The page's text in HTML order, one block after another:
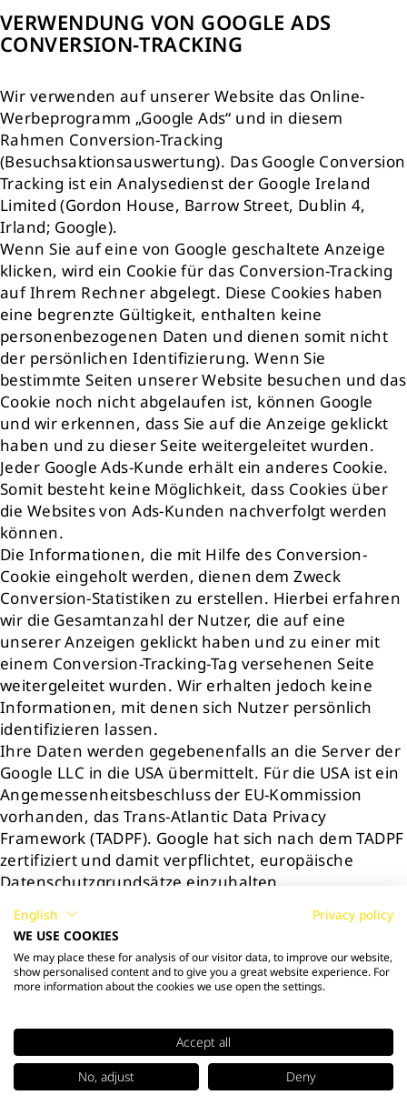
VERWENDUNG VON GOOGLE ADS
CONVERSION-TRACKING
Wir verwenden auf unserer Website das Online-
Werbeprogramm „Google Ads“ und in diesem
Rahmen Conversion-Tracking
(Besuchsaktionsauswertung). Das Google Conversion
Tracking ist ein Analysedienst der Google Ireland
Limited (Gordon House, Barrow Street, Dublin 4,
Irland; Google).
Wenn Sie auf eine von Google geschaltete Anzeige
klicken, wird ein Cookie für das Conversion-Tracking
auf Ihrem Rechner abgelegt. Diese Cookies haben
eine begrenzte Gültigkeit, enthalten keine
personenbezogenen Daten und dienen somit nicht
der persönlichen Identifizierung. Wenn Sie
bestimmte Seiten unserer Website besuchen und das
Cookie noch nicht abgelaufen ist, können Google
und wir erkennen, dass Sie auf die Anzeige geklickt
haben und zu dieser Seite weitergeleitet wurden.
Jeder Google Ads-Kunde erhält ein anderes Cookie.
Somit besteht keine Möglichkeit, dass Cookies über
die Websites von Ads-Kunden nachverfolgt werden
können.
Die Informationen, die mit Hilfe des Conversion-
Cookie eingeholt werden, dienen dem Zweck
Conversion-Statistiken zu erstellen. Hierbei erfahren
wir die Gesamtanzahl der Nutzer, die auf eine
unserer Anzeigen geklickt haben und zu einer mit
einem Conversion-Tracking-Tag versehenen Seite
weitergeleitet wurden. Wir erhalten jedoch keine
Informationen, mit denen sich Nutzer persönlich
identifizieren lassen.
Ihre Daten werden gegebenenfalls an die Server der
Google LLC in die USA übermittelt. Für die USA ist ein
Angemessenheitsbeschluss der EU-Kommission
vorhanden, das Trans-Atlantic Data Privacy
Framework (TADPF). Google hat sich nach dem TADPF
zertifiziert und damit verpflichtet, europäische
Datenschutzgrundsätze einzuhalten.
Technologien erfolgt mit Ihrer Einwilligung auf
Grundlage des § 25 Abs. 1 S. 1 TTDSG i.V.m. Art. 6
Abs. 1 lit. a DSGVO. Die Verarbeitung Ihrer
personenbezogenen Daten erfolgt mit Ihrer
DSGVO. Sie können die Einwilligung jederzeit
widerrufen, ohne dass die Rechtmäßigkeit der
aufgrund der Einwilligung bis zum Widerruf erfolgten
English
Privacy policy
WE USE COOKIES
We may place these for analysis of our visitor data, to improve our website,
show personalised content and to give you a great website experience. For
more information about the cookies we use open the settings.
Accept all
No, adjust
Deny